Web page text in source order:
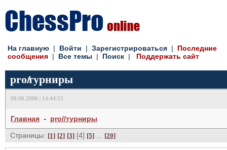
На главную | Войти | Зарегистрироваться | Последние
сообщения | Все темы | Поиск | Поддержать сайт
pro//турниры
08.06.2006 | 14:44:15
Главная - pro//турниры
Страницы: [1] [2] [3] [4] [5] [20]